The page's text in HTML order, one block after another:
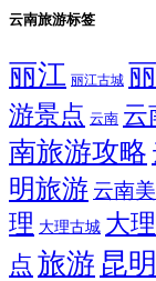
云南旅游标签
丽江 丽江古城
游景点 云南 云
南旅游攻略
明旅游 云南
理 大理古城 大
点 旅游 昆明